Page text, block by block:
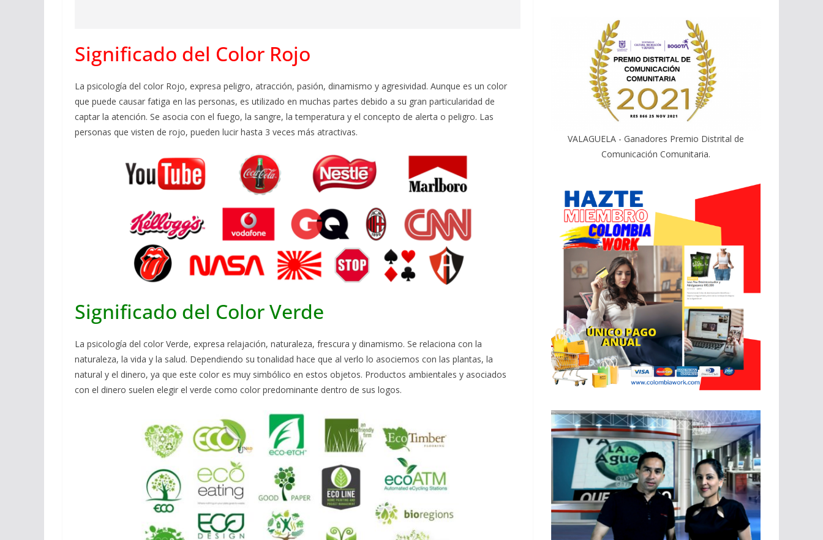
Significado del Color Rojo
La psicología del color Rojo, expresa peligro, atracción, pasión, dinamismo y agresividad. Aunque es un color
que puede causar fatiga en las personas, es utilizado en muchas partes debido a su gran particularidad de
captar la atención. Se asocia con el fuego, la sangre, la temperatura y el concepto de alerta o peligro. Las
personas que visten de rojo, pueden lucir hasta 3 veces más atractivas.
Significado del Color Verde
La psicología del color Verde, expresa relajación, naturaleza, frescura y dinamismo. Se relaciona con la
naturaleza, la vida y la salud. Dependiendo su tonalidad hace que al verlo lo asociemos con las plantas, la
natural y el dinero, ya que este color es muy simbólico en estos objetos. Productos ambientales y asociados
con el dinero suelen elegir el verde como color predominante dentro de sus logos.
VALAGUELA - Ganadores Premio Distrital de
Comunicación Comunitaria.